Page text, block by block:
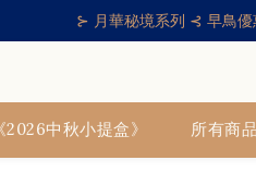
⊱ 月華秘境系列 ⊰ 早鳥優
《2026中秋小提盒》 所有商